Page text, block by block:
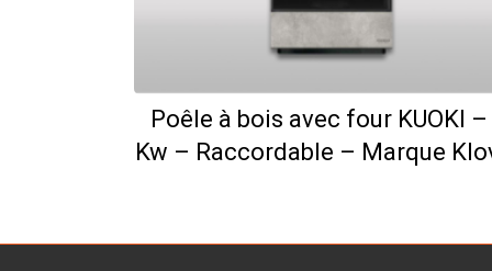
Poêle à bois avec four KUOKI –
Kw – Raccordable – Marque